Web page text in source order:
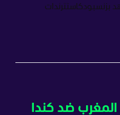
بزنسبودكاستترندات
ضد كندا